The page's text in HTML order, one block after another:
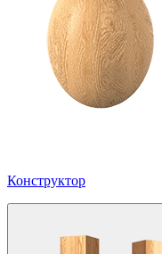
Конструктор